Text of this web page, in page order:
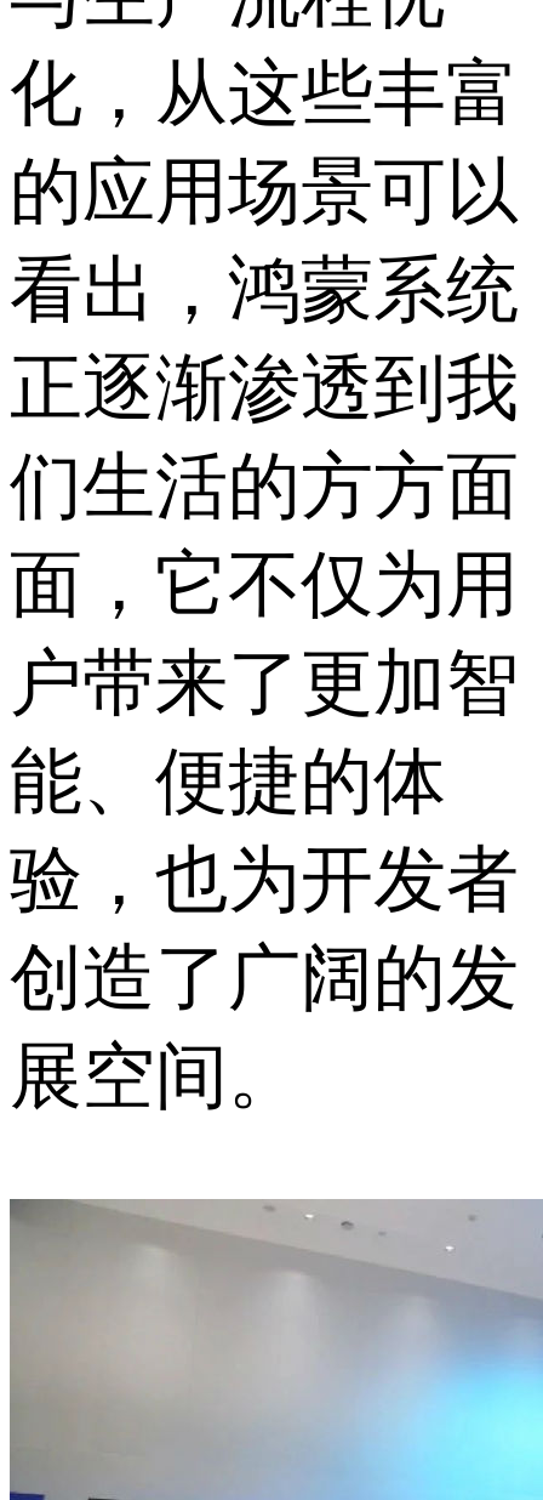
化，从这些丰富
的应用场景可以
看出，鸿蒙系统
正逐渐渗透到我
们生活的方方面
面，它不仅为用
户带来了更加智
能、便捷的体
验，也为开发者
创造了广阔的发
展空间。